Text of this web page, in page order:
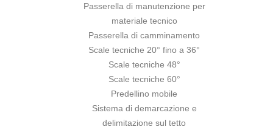
Passerella di manutenzione per
materiale tecnico
Passerella di camminamento
Scale tecniche 20° fino a 36°
Scale tecniche 48°
Scale tecniche 60°
Predellino mobile
Sistema di demarcazione e
delimitazione sul tetto